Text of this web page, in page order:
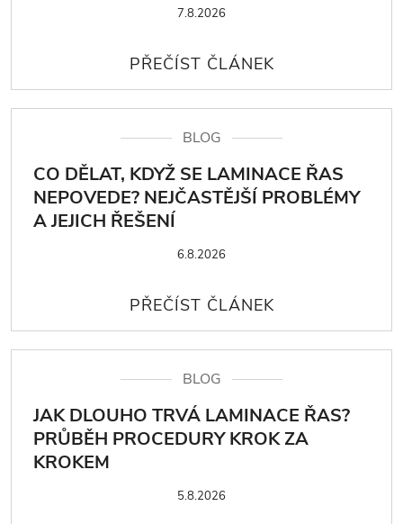
7.8.2026
BLOG
CO DĚLAT, KDYŽ SE LAMINACE ŘAS
NEPOVEDE? NEJČASTĚJŠÍ PROBLÉMY
A JEJICH ŘEŠENÍ
6.8.2026
BLOG
JAK DLOUHO TRVÁ LAMINACE ŘAS?
PRŮBĚH PROCEDURY KROK ZA
KROKEM
5.8.2026